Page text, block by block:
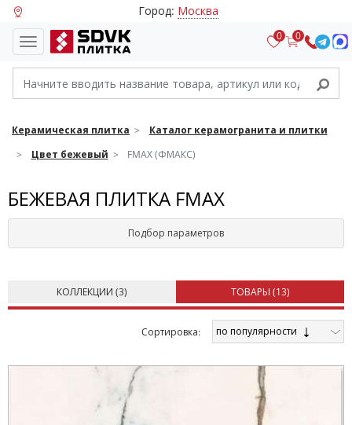
Город: Москва
0 0
Керамическая плитка
Каталог керамогранита и плитки
Цвет бежевый
FMAX (ФМАКС)
БЕЖЕВАЯ ПЛИТКА FMAX
Подбор параметров
КОЛЛЕКЦИИ (3) ТОВАРЫ (13)
Cортировка: по популярности